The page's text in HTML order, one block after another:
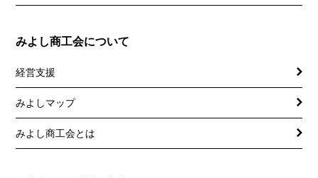
みよし商工会について
経営支援
講習会
記帳相談指導
みよしマップ
みよし商工会とは